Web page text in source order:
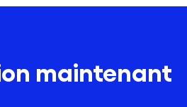
maintenant